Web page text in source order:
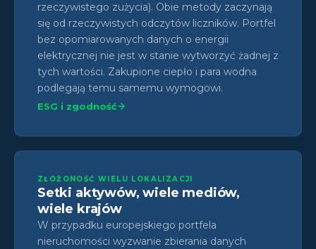
rzeczywistego zużycia). Obie metody zaczynają
się od rzeczywistych odczytów liczników. Portfel
bez opomiarowanych danych o energii
elektrycznej nie jest w stanie wytworzyć żadnej z
tych wartości. Zakupione ciepło i para wodna
podlegają temu samemu wymogowi.
ESG i zgodność
ZŁOŻONOŚĆ WIELU LOKALIZACJI
Setki aktywów, wiele mediów,
wiele krajów
W przypadku europejskiego portfela
nieruchomości wyzwanie zbierania danych